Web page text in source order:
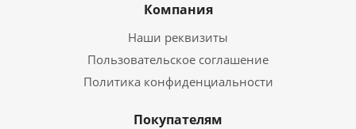
Компания
Наши реквизиты
Пользовательское соглашение
Политика конфиденциальности
Покупателям